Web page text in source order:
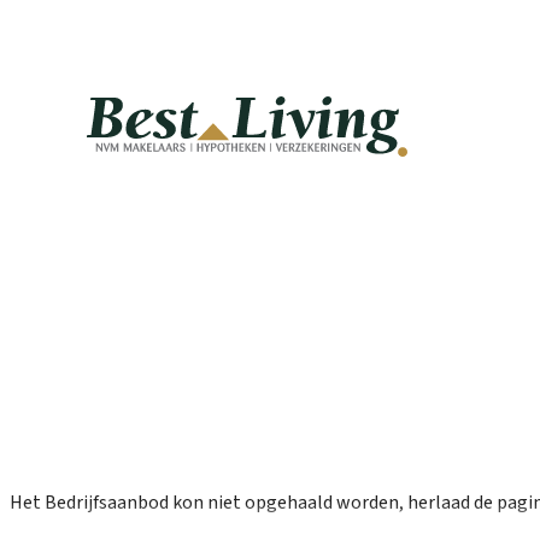
Het Bedrijfsaanbod kon niet opgehaald worden, herlaad de